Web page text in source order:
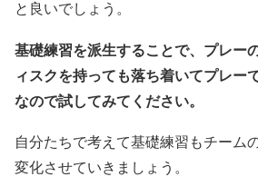
と良いでしょう。
基礎練習を派生することで、プレー
ィスクを持っても落ち着いてプレー
なので試してみてください。
自分たちで考えて基礎練習もチーム
変化させていきましょう。